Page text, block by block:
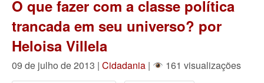
O que fazer com a classe política
trancada em seu universo? por
Heloisa Villela
09 de julho de 2013 | Cidadania | 161 visualizações